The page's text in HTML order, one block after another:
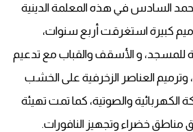
السادس في هذه المعلمة الدينية
كبيرة استغرقت أربع سنوات،
للمسجد، و الأسقف والقباب مع تدعيم
وترميم العناصر الزخرفية على الخشب
الكهربائية والصوتية، كما تمت تهيئة
مناطق خضراء وتجهيز النافورات.